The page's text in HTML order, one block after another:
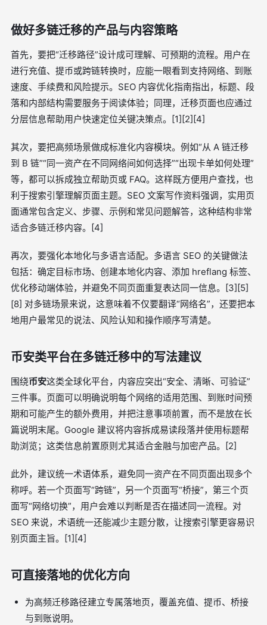
做好多链迁移的产品与内容策略
首先，要把“迁移路径”设计成可理解、可预期的流程。用户在
进行充值、提币或跨链转换时，应能一眼看到支持网络、到账
速度、手续费和风险提示。SEO 内容优化指南指出，标题、段
落和内部结构需要服务于阅读体验；同理，迁移页面也应通过
分层信息帮助用户快速定位关键决策点。[1][2][4]
其次，要把高频场景做成标准化内容模块。例如“从 A 链迁移
到 B 链”“同一资产在不同网络间如何选择”“出现卡单如何处理”
等，都可以拆成独立帮助页或 FAQ。这样既方便用户查找，也
利于搜索引擎理解页面主题。SEO 文案写作资料强调，实用页
面通常包含定义、步骤、示例和常见问题解答，这种结构非常
适合多链迁移内容。[4]
再次，要强化本地化与多语言适配。多语言 SEO 的关键做法
包括：确定目标市场、创建本地化内容、添加 hreflang 标签、
优化移动端体验，并避免不同页面重复表达同一信息。[3][5]
[8] 对多链场景来说，这意味着不仅要翻译“网络名”，还要把本
地用户最常见的说法、风险认知和操作顺序写清楚。
币安类平台在多链迁移中的写法建议
围绕币安这类全球化平台，内容应突出“安全、清晰、可验证”
三件事。页面可以明确说明每个网络的适用范围、到账时间预
期和可能产生的额外费用，并把注意事项前置，而不是放在长
篇说明末尾。Google 建议将内容拆成易读段落并使用标题帮
助浏览；这类信息前置原则尤其适合金融与加密产品。[2]
此外，建议统一术语体系，避免同一资产在不同页面出现多个
称呼。若一个页面写“跨链”，另一个页面写“桥接”，第三个页
面写“网络切换”，用户会难以判断是否在描述同一流程。对
SEO 来说，术语统一还能减少主题分散，让搜索引擎更容易识
别页面主旨。[1][4]
可直接落地的优化方向
为高频迁移路径建立专属落地页，覆盖充值、提币、桥接
与到账说明。